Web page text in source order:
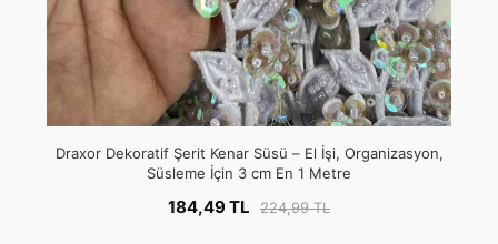
Draxor Dekoratif Şerit Kenar Süsü – El İşi, Organizasyon,
Süsleme İçin 3 cm En 1 Metre
184,49 TL 224,99 TL